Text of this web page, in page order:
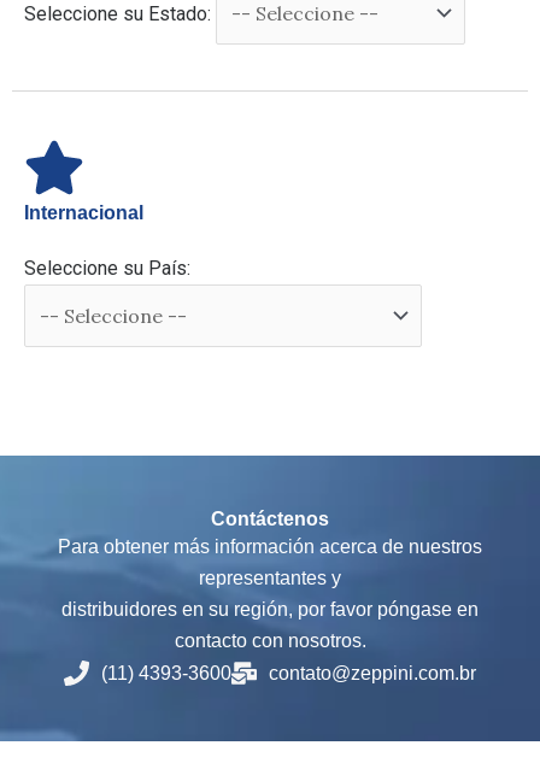
Seleccione su Estado:
Internacional
Seleccione su País:
Contáctenos
Para obtener más información acerca de nuestros
representantes y
distribuidores en su región, por favor póngase en
contacto con nosotros.
(11) 4393-3600
contato@zeppini.com.br